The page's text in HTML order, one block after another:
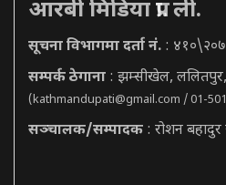
आरबी मिडिया प्रा. ली.
सूचना विभागमा दर्ता नं. :
सम्पर्क ठेगाना : झम्सीखेल,
(kathmandupati@gmail.com / 01-
सञ्चालक/सम्पादक : रोशन